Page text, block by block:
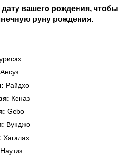
вашего рождения, чтобы
руну рождения.
Ансуз
Райдхо
Кеназ
Gebo
Вунджо
Хагалаз
Наутиз